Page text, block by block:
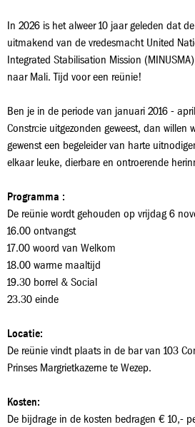
In 2026 is het alweer 10 jaar geleden dat
uitmakend van de vredesmacht United
Integrated Stabilisation Mission
naar Mali. Tijd voor een reünie!
Ben je in de periode van januari 2016 -
Constrcie uitgezonden geweest, dan
gewenst een begeleider van harte
elkaar leuke, dierbare en ontroerende
Programma :
De reünie wordt gehouden op vrijdag 6
16.00 ontvangst
17.00 woord van Welkom
18.00 warme maaltijd
19.30 borrel & Social
23.30 einde
Locatie:
De reünie vindt plaats in de bar van 103
Prinses Margrietkazerne te Wezep.
Kosten:
De bijdrage in de kosten bedragen € 10,-